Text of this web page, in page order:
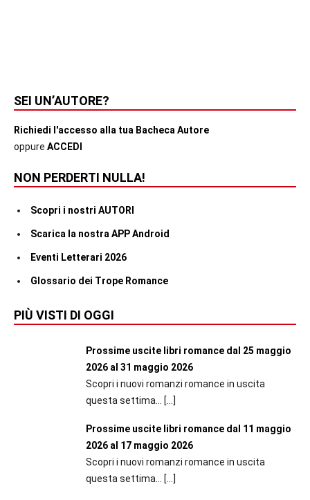
SEI UN’AUTORE?
Richiedi l'accesso alla tua Bacheca Autore
oppure ACCEDI
NON PERDERTI NULLA!
Scopri i nostri AUTORI
Scarica la nostra APP Android
Eventi Letterari 2026
Glossario dei Trope Romance
PIÙ VISTI DI OGGI
Prossime uscite libri romance dal 25 maggio
2026 al 31 maggio 2026
Scopri i nuovi romanzi romance in uscita
questa settima... […]
Prossime uscite libri romance dal 11 maggio
2026 al 17 maggio 2026
Scopri i nuovi romanzi romance in uscita
questa settima...
[…]